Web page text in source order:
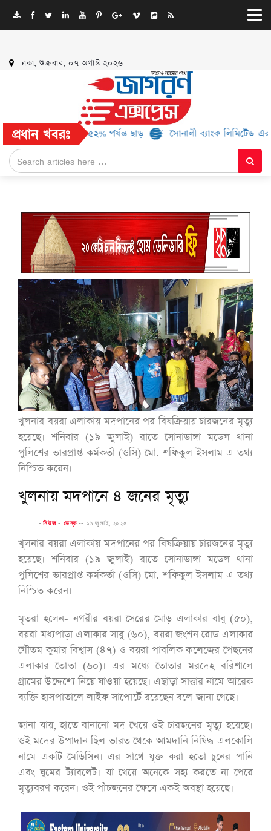
ঢাকা, শুক্রবার, ০৭ অগাস্ট ২০২৬
প্রধান খবরঃ
ব্র্যান্ড, মিলবে ৫২% পর্যন্ত ছাড় সোনালী ব্যাংক লিমিটেড-এর ‘কৃষক
খুলনার বয়রা এলাকায় মদপানের পর বিষক্রিয়ায় চারজনের মৃত্যু
হয়েছে। শনিবার (১৯ জুলাই) রাতে সোনাডাঙ্গা মডেল থানা
পুলিশের ভারপ্রাপ্ত কর্মকর্তা (ওসি) মো. শফিকুল ইসলাম এ তথ্য
নিশ্চিত করেন।
খুলনায় মদপানে ৪ জনের মৃত্যু
-নিউজ - ডেস্ক -- ১৯ জুলাই, ২০২৫
খুলনার বয়রা এলাকায় মদপানের পর বিষক্রিয়ায় চারজনের মৃত্যু
হয়েছে। শনিবার (১৯ জুলাই) রাতে সোনাডাঙ্গা মডেল থানা
পুলিশের ভারপ্রাপ্ত কর্মকর্তা (ওসি) মো. শফিকুল ইসলাম এ তথ্য
নিশ্চিত করেন।
মৃতরা হলেন- নগরীর বয়রা সেরের মোড় এলাকার বাবু (৫০),
বয়রা মধ্যপাড়া এলাকার সাবু (৬০), বয়রা জংশন রোড এলাকার
গৌতম কুমার বিশ্বাস (৪৭) ও বয়রা পাবলিক কলেজের পেছনের
এলাকার তোতা (৬০)। এর মধ্যে তোতার মরদেহ বরিশালে
গ্রামের উদ্দেশ্যে নিয়ে যাওয়া হয়েছে। এছাড়া সাত্তার নামে আরেক
ব্যক্তি হাসপাতালে লাইফ সাপোর্টে রয়েছেন বলে জানা গেছে।
জানা যায়, হাতে বানানো মদ খেয়ে ওই চারজনের মৃত্যু হয়েছে।
ওই মদের উপাদান ছিল ভারত থেকে আমদানি নিষিদ্ধ এলকোলি
নামে একটি মেডিসিন। এর সাথে যুক্ত করা হতো চুনের পানি
এবং ঘুমের ট্যাবলেট। যা খেয়ে অনেকে সহ্য করতে না পেরে
মৃত্যুবরণ করেন। ওই পাঁচজনের ক্ষেত্রে একই অবস্থা হয়েছে।